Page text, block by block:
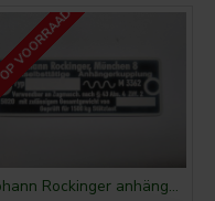
VOORRAAD
Johann Rockinger anhängerkupplung typenschild 66 x 23 mm